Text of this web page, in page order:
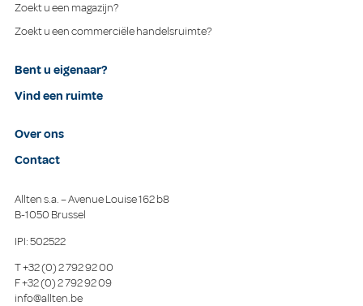
Zoekt u een magazijn?
Zoekt u een commerciële handelsruimte?
Bent u eigenaar?
Vind een ruimte
Over ons
Contact
Allten s.a. – Avenue Louise 162 b8
B-1050 Brussel
IPI: 502522
T+32 (0) 2 792 92 00
F+32 (0) 2 792 92 09
info@allten.be